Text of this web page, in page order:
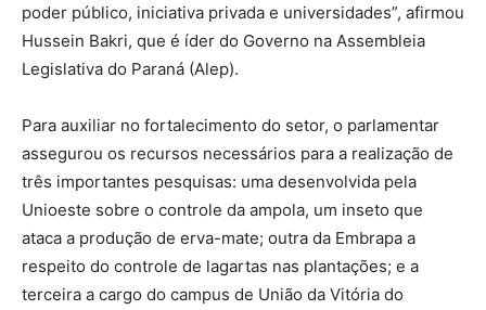
poder público, iniciativa privada e universidades”, afirmou
Hussein Bakri, que é íder do Governo na Assembleia
Legislativa do Paraná (Alep).
Para auxiliar no fortalecimento do setor, o parlamentar
assegurou os recursos necessários para a realização de
três importantes pesquisas: uma desenvolvida pela
Unioeste sobre o controle da ampola, um inseto que
ataca a produção de erva-mate; outra da Embrapa a
respeito do controle de lagartas nas plantações; e a
terceira a cargo do campus de União da Vitória do